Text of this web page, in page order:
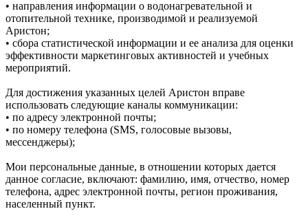
• направления информации о водонагревательной и
отопительной технике, производимой и реализуемой
Аристон;
• сбора статистической информации и ее анализа для оценки
эффективности маркетинговых активностей и учебных
мероприятий.
Для достижения указанных целей Аристон вправе
использовать следующие каналы коммуникации:
• по адресу электронной почты;
• по номеру телефона (SMS, голосовые вызовы,
мессенджеры);
Мои персональные данные, в отношении которых дается
данное согласие, включают: фамилию, имя, отчество, номер
телефона, адрес электронной почты, регион проживания,
населенный пункт.